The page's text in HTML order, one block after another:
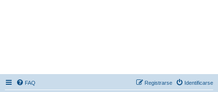
FAQ Identificarse
Registrarse